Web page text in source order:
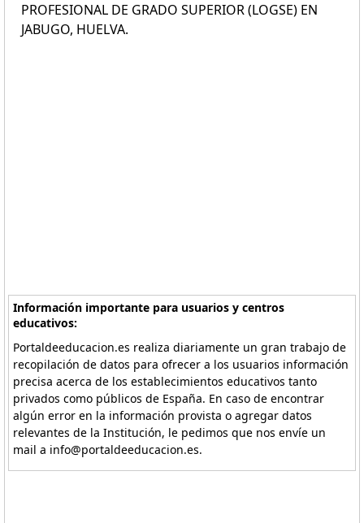
PROFESIONAL DE GRADO SUPERIOR (LOGSE) EN
JABUGO, HUELVA.
Información importante para usuarios y centros
educativos:
Portaldeeducacion.es realiza diariamente un gran trabajo de
recopilación de datos para ofrecer a los usuarios información
precisa acerca de los establecimientos educativos tanto
privados como públicos de España. En caso de encontrar
algún error en la información provista o agregar datos
relevantes de la Institución, le pedimos que nos envíe un
mail a info@portaldeeducacion.es.